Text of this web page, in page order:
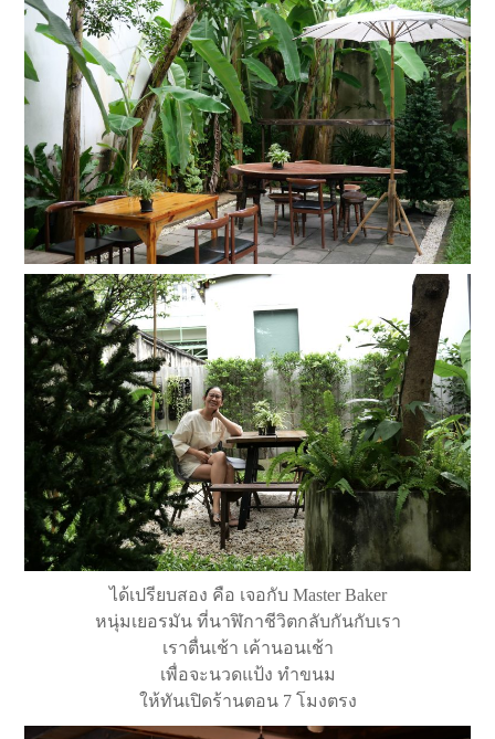
ได้เปรียบสอง คือ เจอกับ Master Baker
หนุ่มเยอรมัน ที่นาฬิกาชีวิตกลับกันกับเรา
เราตื่นเช้า เค้านอนเช้า
เพื่อจะนวดแป้ง ทำขนม
ให้ทันเปิดร้านตอน 7 โมงตรง